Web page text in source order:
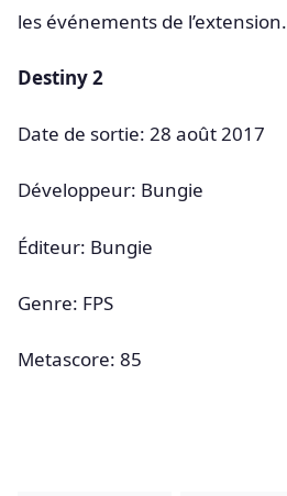
les événements de l’extension.
Destiny 2
Date de sortie: 28 août 2017
Développeur: Bungie
Éditeur: Bungie
Genre: FPS
Metascore: 85